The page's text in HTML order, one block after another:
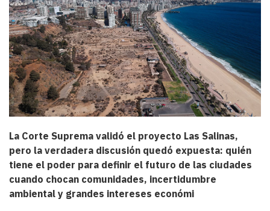
La Corte Suprema validó el proyecto Las Salinas,
pero la verdadera discusión quedó expuesta: quién
tiene el poder para definir el futuro de las ciudades
cuando chocan comunidades, incertidumbre
ambiental y grandes intereses económi